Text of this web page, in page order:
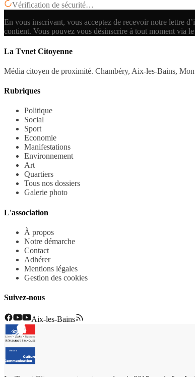
Vérification de sécurité…
En vous inscrivant, vous acceptez de recevoir notre lettre
contient. Vous pouvez vous désinscrire à tout moment via
La Tvnet Citoyenne
Média citoyen de proximité. Chambéry, Aix-les-Bains,
Rubriques
Politique
Social
Sport
Economie
Manifestations
Environnement
Art
Quartiers
Tous nos dossiers
Galerie photo
L'association
À propos
Notre démarche
Contact
Adhérer
Mentions légales
Gestion des cookies
Suivez-nous
Aix-les-Bains